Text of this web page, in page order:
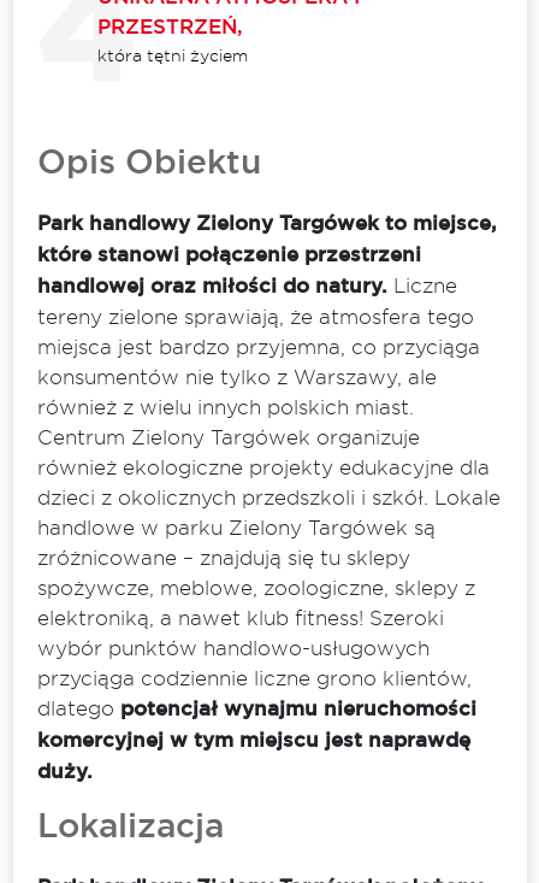
PRZESTRZEŃ,
która tętni życiem
Opis Obiektu
Park handlowy Zielony Targówek to miejsce,
które stanowi połączenie przestrzeni
handlowej oraz miłości do natury.Liczne
tereny zielone sprawiają, że atmosfera tego
miejsca jest bardzo przyjemna, co przyciąga
konsumentów nie tylko z Warszawy, ale
również z wielu innych polskich miast.
Centrum Zielony Targówek organizuje
również ekologiczne projekty edukacyjne dla
dzieci z okolicznych przedszkoli i szkół. Lokale
handlowe w parku Zielony Targówek są
zróżnicowane – znajdują się tu sklepy
spożywcze, meblowe, zoologiczne, sklepy z
elektroniką, a nawet klub fitness! Szeroki
wybór punktów handlowo-usługowych
przyciąga codziennie liczne grono klientów,
dlatego potencjał wynajmu nieruchomości
komercyjnej w tym miejscu jest naprawdę
duży.
Lokalizacja